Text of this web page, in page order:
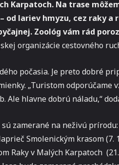
Karpatoch. Na trase
od lariev hmyzu, cez raky a
Zoológ vám rád
organizácie cestovného
počasia. Je preto dobré
„Turistom odporúčame
Ale hlavne dobrú náladu,“
zamerané na neživú
Smolenickým krasom (7.
Raky v Malých Karpatoch